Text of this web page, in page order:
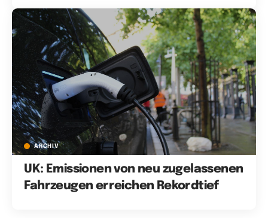
ARCHIV
UK: Emissionen von neu zugelassenen
Fahrzeugen erreichen Rekordtief